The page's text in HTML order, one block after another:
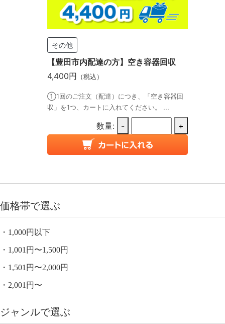
その他
【豊田市内配達の方】空き容器回収
4,400円 （税込）
①1回のご注文（配達）につき、「空き容器回
収」を1つ、カートに入れてください。 ...
数量: - +
価格帯で選ぶ
1,000円以下
1,001円〜1,500円
1,501円〜2,000円
2,001円〜
ジャンルで選ぶ